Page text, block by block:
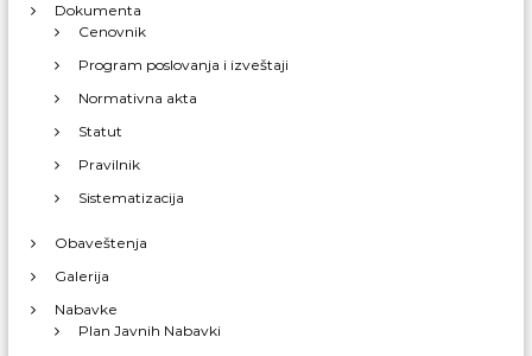
Dokumenta
Cenovnik
Program poslovanja i izveštaji
Normativna akta
Statut
Pravilnik
Sistematizacija
Obaveštenja
Galerija
Nabavke
Plan Javnih Nabavki